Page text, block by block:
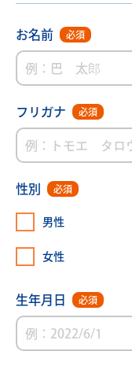
会社情報
Company profile
Recruit
新着情報
What’s new
ENGLISH PAGE
お名前 必須
フリガナ 必須
性別 必須
男性
女性
生年月日 必須